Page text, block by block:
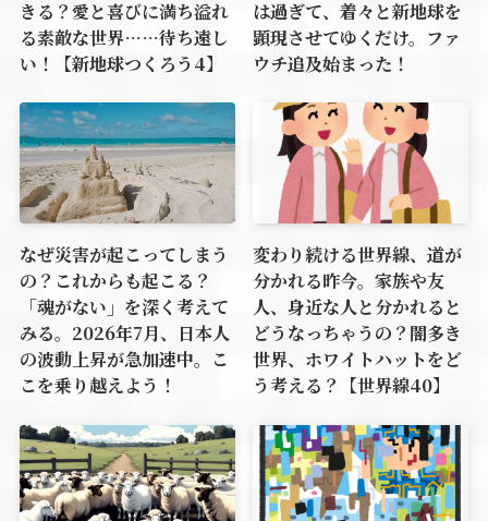
きる？愛と喜びに満ち溢れ
る素敵な世界……待ち遠し
い！【新地球つくろう4】
は過ぎて、着々と新地球を
顕現させてゆくだけ。ファ
ウチ追及始まった！
なぜ災害が起こってしまう
の？これからも起こる？
「魂がない」を深く考えて
みる。2026年7月、日本人
の波動上昇が急加速中。こ
こを乗り越えよう！
変わり続ける世界線、道が
分かれる昨今。家族や友
人、身近な人と分かれると
どうなっちゃうの？闇多き
世界、ホワイトハットをど
う考える？【世界線40】